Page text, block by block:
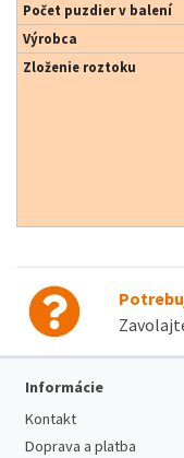
Počet puzdier v balení
Výrobca
Zloženie roztoku
Informácie
Kontakt
Doprava a platba